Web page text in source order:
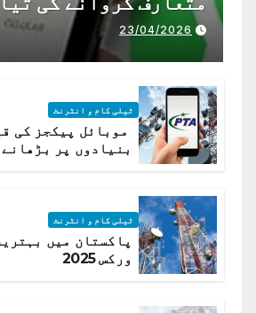
23/04/2026
ٹیلی کام و انٹرنٹ
موبائل پیکجز کی
بنیادوں پر
ٹیلی کام و انٹرنٹ
پاکستان میں
ورکس 2025